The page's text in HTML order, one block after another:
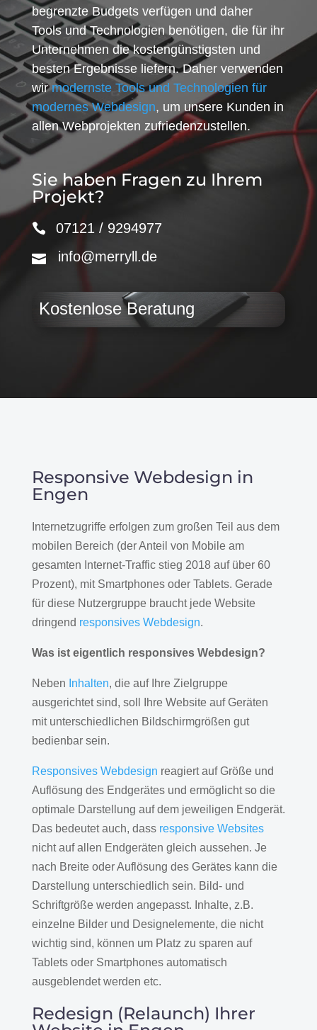
begrenzte Budgets verfügen und daher
Tools und Technologien benötigen, die für ihr
Unternehmen die kostengünstigsten und
besten Ergebnisse liefern. Daher verwenden
wirmodernste Tools und Technologien für
modernes Webdesign, um unsere Kunden in
allen Webprojekten zufriedenzustellen.
Sie haben Fragen zu Ihrem
Projekt?
07121 / 9294977
info@merryll.de
Kostenlose Beratung
Responsive Webdesign in
Engen
Internetzugriffe erfolgen zum großen Teil aus dem
mobilen Bereich (der Anteil von Mobile am
gesamten Internet-Traffic stieg 2018 auf über 60
Prozent), mit Smartphones oder Tablets. Gerade
für diese Nutzergruppe braucht jede Website
dringend responsives Webdesign.
Was ist eigentlich responsives Webdesign?
Neben Inhalten, die auf Ihre Zielgruppe
ausgerichtet sind, soll Ihre Website auf Geräten
mit unterschiedlichen Bildschirmgrößen gut
bedienbar sein.
Responsives Webdesign reagiert auf Größe und
Auflösung des Endgerätes und ermöglicht so die
optimale Darstellung auf dem jeweiligen Endgerät.
Das bedeutet auch, dass responsive Websites
nicht auf allen Endgeräten gleich aussehen. Je
nach Breite oder Auflösung des Gerätes kann die
Darstellung unterschiedlich sein. Bild- und
Schriftgröße werden angepasst. Inhalte, z.B.
einzelne Bilder und Designelemente, die nicht
wichtig sind, können um Platz zu sparen auf
Tablets oder Smartphones automatisch
ausgeblendet werden etc.
Redesign (Relaunch) Ihrer